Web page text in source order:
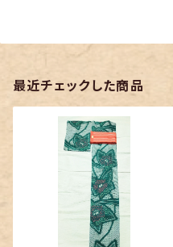
最近チェックした商品